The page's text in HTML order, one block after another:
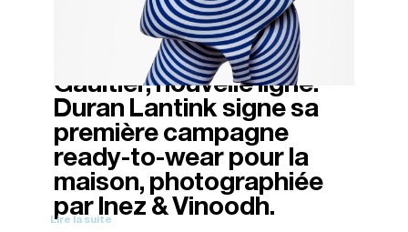
Gaultier, nouvelle ligne.
Duran Lantink signe sa
première campagne
ready-to-wear pour la
maison, photographiée
par Inez & Vinoodh.
Lire la suite